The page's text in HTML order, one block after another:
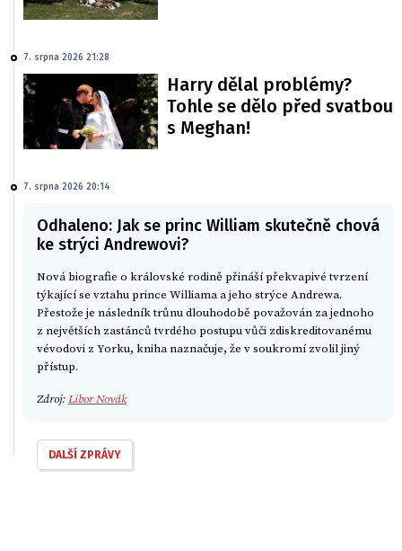
7. srpna 2026 21:28
Harry dělal problémy?
Tohle se dělo před svatbou
s Meghan!
7. srpna 2026 20:14
Odhaleno: Jak se princ William skutečně chová
ke strýci Andrewovi?
Nová biografie o královské rodině přináší překvapivé tvrzení
týkající se vztahu prince Williama a jeho strýce Andrewa.
Přestože je následník trůnu dlouhodobě považován za jednoho
z největších zastánců tvrdého postupu vůči zdiskreditovanému
vévodovi z Yorku, kniha naznačuje, že v soukromí zvolil jiný
přístup.
Zdroj:Libor Novák
DALŠÍ ZPRÁVY